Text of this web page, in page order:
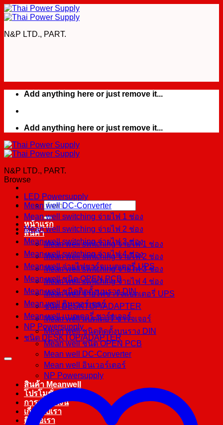
Skip
to
N&P LTD., PART.
Add anything here or just remove it...
Add anything here or just remove it...
N&P LTD., PART.
ค้นหา:
หน้าแรก
สินค้า
Mean well switching จ่ายไฟ 1 ช่อง
Mean well switching จ่ายไฟ 2 ช่อง
Mean well switching จ่ายไฟ 3 ช่อง
Mean well switching จ่ายไฟ 4 ช่อง
Mean well จ่ายไฟชาร์จแบตเตอรี่ UPS
ชนิด DESKTOP/ADAPTER
Mean well แบตเตอรี่ ชาร์จเจอร์
Mean well ชนิดติดตั้งบนราง DIN
Mean well ชนิด OPEN PCB
Mean well DC-Converter
Mean well อินเวอร์เตอร์
NP Powersupply
สินค้า Meanwell
โปรโมชั่น
การชำระเงิน
เกี่ยวกับเรา
ติดต่อเรา
Browse
LED Powersupply
Mean well DC-Converter
Mean well switching จ่ายไฟ 1 ช่อง
Mean well switching จ่ายไฟ 2 ช่อง
Mean well switching จ่ายไฟ 3 ช่อง
Mean well switching จ่ายไฟ 4 ช่อง
Mean well จ่ายไฟชาร์จแบตเตอรี่ UPS
Mean well ชนิด OPEN PCB
Mean well ชนิดติดตั้งบนราง DIN
Mean well อินเวอร์เตอร์
Mean well แบตเตอรี่ ชาร์จเจอร์
NP Powersupply
ชนิด DESKTOP/ADAPTER